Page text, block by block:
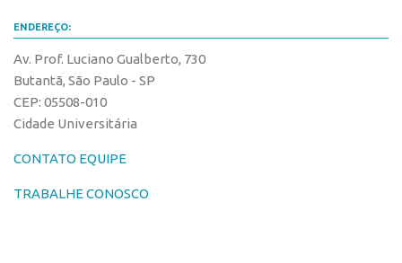
Inteligência Competitiva
Showroom de Tecnologias
Empreendedorismo
Jornada Empreendedora
Bolsas
Bolsa Empreendedorismo
ENDEREÇO:
Av. Prof. Luciano Gualberto, 730
Butantã, São Paulo - SP
CEP: 05508-010
Cidade Universitária
CONTATO EQUIPE
TRABALHE CONOSCO